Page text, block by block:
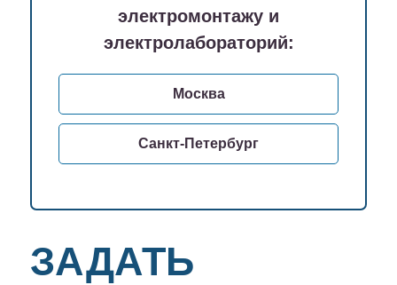
электромонтажу и
электролабораторий:
Москва
Санкт-Петербург
ЗАДАТЬ